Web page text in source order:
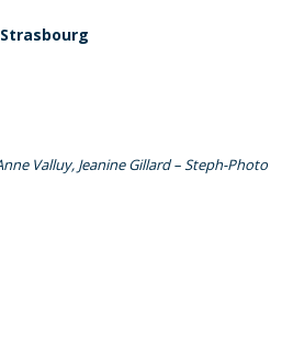
Valluy, Jeanine Gillard – Steph-Photo